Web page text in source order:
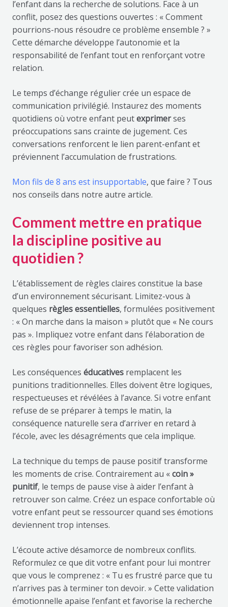
l’enfant dans la recherche de solutions. Face à un
conflit, posez des questions ouvertes : « Comment
pourrions-nous résoudre ce problème ensemble ? »
Cette démarche développe l’autonomie et la
responsabilité de l’enfant tout en renforçant votre
relation.
Le temps d’échange régulier crée un espace de
communication privilégié. Instaurez des moments
quotidiens où votre enfant peutexprimerses
préoccupations sans crainte de jugement. Ces
conversations renforcent le lien parent-enfant et
préviennent l’accumulation de frustrations.
Mon fils de 8 ans est insupportable, que faire ? Tous
nos conseils dans notre autre article.
Comment mettre en pratique
la discipline positive au
quotidien ?
L’établissement de règles claires constitue la base
d’un environnement sécurisant. Limitez-vous à
quelques règlesessentielles, formulées positivement
: « On marche dans la maison » plutôt que « Ne cours
pas ». Impliquez votre enfant dans l’élaboration de
ces règles pour favoriser son adhésion.
Les conséquences éducativesremplacent les
punitions traditionnelles. Elles doivent être logiques,
respectueuses et révélées à l’avance. Si votre enfant
refuse de se préparer à temps le matin, la
conséquence naturelle sera d’arriver en retard à
l’école, avec les désagréments que cela implique.
La technique du temps de pause positif transforme
les moments de crise. Contrairement au «coin »
punitif, le temps de pause vise à aider l’enfant à
retrouver son calme. Créez un espace confortable où
votre enfant peut se ressourcer quand ses émotions
deviennent trop intenses.
L’écoute active désamorce de nombreux conflits.
Reformulez ce que dit votre enfant pour lui montrer
que vous le comprenez : « Tu es frustré parce que tu
n’arrives pas à terminer ton devoir. » Cette validation
émotionnelle apaise l’enfant et favorise la recherche